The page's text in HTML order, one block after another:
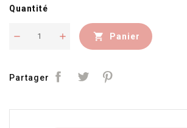
Quantité
 Panier
Partager